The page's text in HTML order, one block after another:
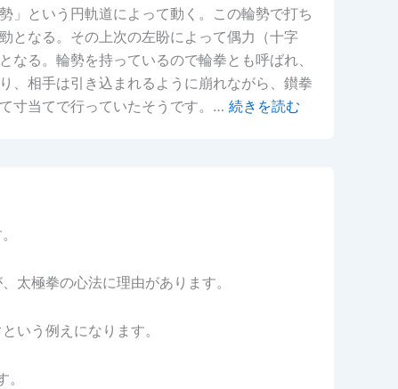
」という円軌道によって動く。この輪勢で打ち
となる。その上次の左盼によって偶力（十字
る。輪勢を持っているので輪拳とも呼ばれ、
、相手は引き込まれるように崩れながら、鑚拳
寸当てで行っていたそうです。… 続きを読む
太極拳の心法に理由があります。
いう例えになります。